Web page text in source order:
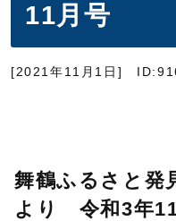
11月号
[2021年11月1日]
舞鶴ふるさと発
より 令和3年